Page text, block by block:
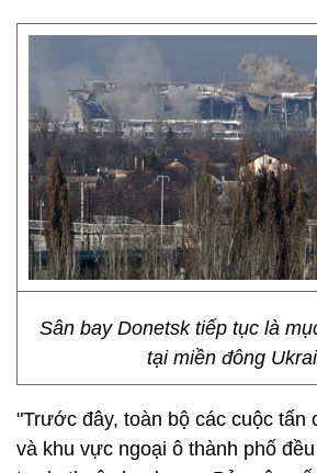
Sân bay Donetsk tiếp tục là
tại miền đông
"Trước đây, toàn bộ các cuộc tấn
và khu vực ngoại ô thành phố